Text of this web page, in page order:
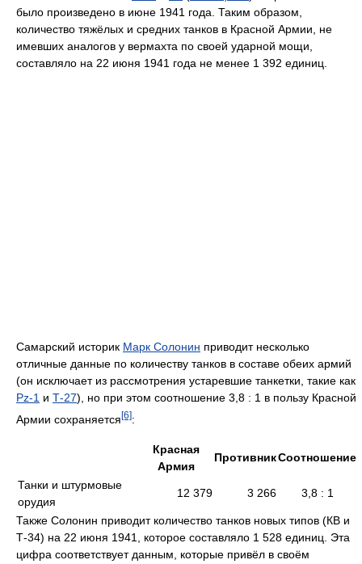
было произведено в июне 1941 года. Таким образом,
количество тяжёлых и средних танков в Красной Армии, не
имевших аналогов у вермахта по своей ударной мощи,
составляло на 22 июня 1941 года не менее 1 392 единиц.
Самарский историк Марк Солонин приводит несколько
отличные данные по количеству танков в составе обеих армий
(он исключает из рассмотрения устаревшие танкетки, такие как
Pz-1 и Т-27), но при этом соотношение 3,8 : 1 в пользу Красной
Армии сохраняется[6]:
Красная
Армия
ПротивникСоотношение
Танки и штурмовые
орудия
12 379 3 266 3,8 : 1
Также Солонин приводит количество танков новых типов (КВ и
Т-34) на 22 июня 1941, которое составляло 1 528 единиц. Эта
цифра соответствует данным, которые привёл в своём